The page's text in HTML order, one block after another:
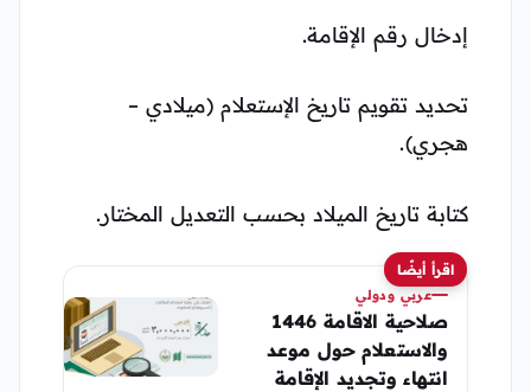
إدخال رقم الإقامة.
تحديد تقويم تاريخ الإستعلام (ميلادي –
هجري).
كتابة تاريخ الميلاد بحسب التعديل المختار.
اقرأ أيضًا
عربي ودولي
صلاحية الاقامة 1446
والاستعلام حول موعد
انتهاء وتجديد الإقامة